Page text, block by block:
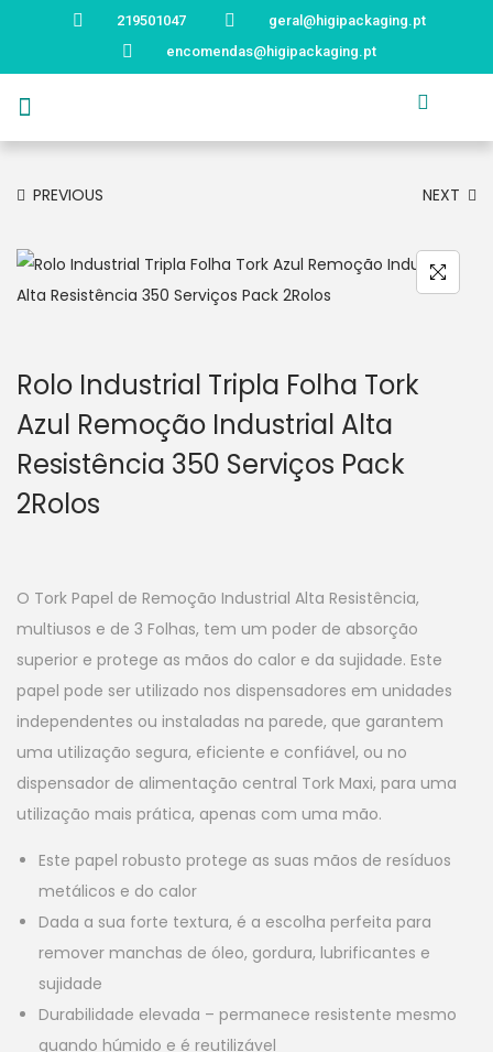
219501047
geral@higipackaging.pt
encomendas@higipackaging.pt
PREVIOUS NEXT
Rolo Industrial Tripla Folha Tork
Azul Remoção Industrial Alta
Resistência 350 Serviços Pack
2Rolos
O Tork Papel de Remoção Industrial Alta Resistência,
multiusos e de 3 Folhas, tem um poder de absorção
superior e protege as mãos do calor e da sujidade. Este
papel pode ser utilizado nos dispensadores em unidades
independentes ou instaladas na parede, que garantem
uma utilização segura, eficiente e confiável, ou no
dispensador de alimentação central Tork Maxi, para uma
utilização mais prática, apenas com uma mão.
Este papel robusto protege as suas mãos de resíduos
metálicos e do calor
Dada a sua forte textura, é a escolha perfeita para
remover manchas de óleo, gordura, lubrificantes e
sujidade
Durabilidade elevada – permanece resistente mesmo
quando húmido e é reutilizável